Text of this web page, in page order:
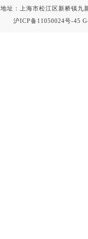
地址：上海市松江区新桥镇九
沪ICP备11050024号-45